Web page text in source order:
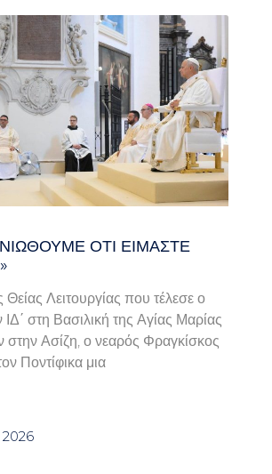
ΌΤΙ ΕΊΜΑΣΤΕ
Θείας Λειτουργίας που τέλεσε ο
στη Βασιλική της Αγίας Μαρίας
Ασίζη, ο νεαρός Φραγκίσκος
Ποντίφικα μια
2026